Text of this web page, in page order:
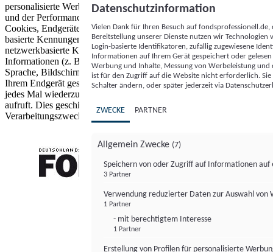
personalisierte Werbung und Inhalte, Messung von Werbeleistung
und der Performance von Inhalten sowie Zielgruppenforschung.
Cookies, Endgeräte- oder ähnliche Online-Kennungen (z. B. login-
basierte Kennungen, zufällig generierte Kennungen,
netzwerkbasierte Kennungen) können zusammen mit anderen
Informationen (z. B. Browsertyp und Browserinformationen,
Sprache, Bildschirmgröße, unterstützte Technologien usw.) auf
Ihrem Endgerät gespeichert oder von dort ausgelesen werden, um es
jedes Mal wiederzuerkennen, wenn es eine App oder einer Webseite
aufruft. Dies geschieht für einen oder mehrere der hier aufgeführten
Verarbeitungszwecke.
Datenschutzinformation
Vielen Dank für Ihren Besuch auf
Bereitstellung unserer Dienste nutzen wir Technologien
Login-basierte Identifikatoren, zufällig zugewiesene
Informationen auf Ihrem Gerät gespeichert oder
Werbung und Inhalte, Messung von Werbeleistung
ist für den Zugriff auf die Website nicht erforderlich.
Schalter ändern, oder später jederzeit via
ZWECKE PARTNER
Allgemein Zwecke (7)
Speichern von oder Zugriff auf Informationen auf
3 Partner
Verwendung reduzierter Daten zur Auswahl von
1 Partner
- mit berechtigtem Interesse
1 Partner
Erstellung von Profilen für personalisierte
FONDS professionell